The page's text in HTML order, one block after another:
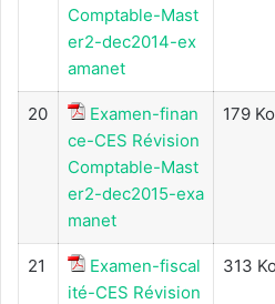
Comptable-Mast
er2-dec2014-ex
amanet
20
Examen-finan
ce-CES Révision
Comptable-Mast
er2-dec2015-exa
manet
179 Ko
21
Examen-fiscal
ité-CES Révision
313 Ko